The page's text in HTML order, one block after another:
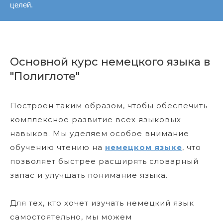
целей.
Основной курс немецкого языка в
"Полиглоте"
Построен таким образом, чтобы обеспечить
комплексное развитие всех языковых
навыков. Мы уделяем особое внимание
обучению чтению на немецком языке, что
позволяет быстрее расширять словарный
запас и улучшать понимание языка.
Для тех, кто хочет изучать немецкий язык
самостоятельно, мы можем